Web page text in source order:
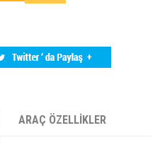
ARAÇ ÖZELLİKLER